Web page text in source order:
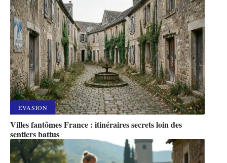
EVASION
Villes fantômes France : itinéraires secrets loin des
sentiers battus